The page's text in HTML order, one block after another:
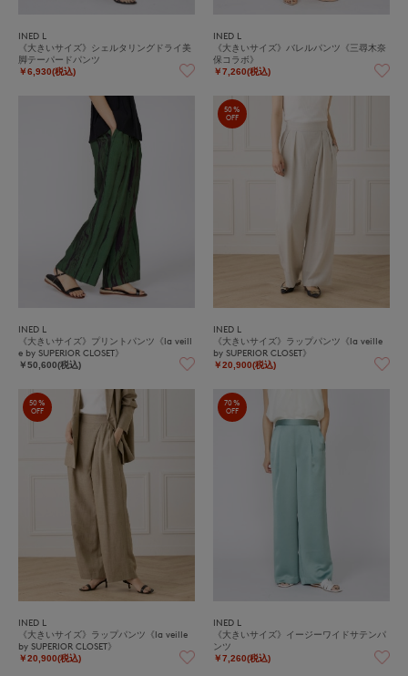
INED L
《大きいサイズ》シェルタリングドライ美
脚テーパードパンツ
￥6,930(税込)
INED L
《大きいサイズ》バレルパンツ《三尋木奈
保コラボ》
￥7,260(税込)
INED L
《大きいサイズ》プリントパンツ《la veill
e by SUPERIOR CLOSET》
￥50,600(税込)
50%
OFF
INED L
《大きいサイズ》ラップパンツ《la veille
by SUPERIOR CLOSET》
￥20,900(税込)
50%
OFF
INED L
《大きいサイズ》ラップパンツ《la veille
by SUPERIOR CLOSET》
￥20,900(税込)
70%
OFF
INED L
《大きいサイズ》イージーワイドサテンパ
ンツ
￥7,260(税込)